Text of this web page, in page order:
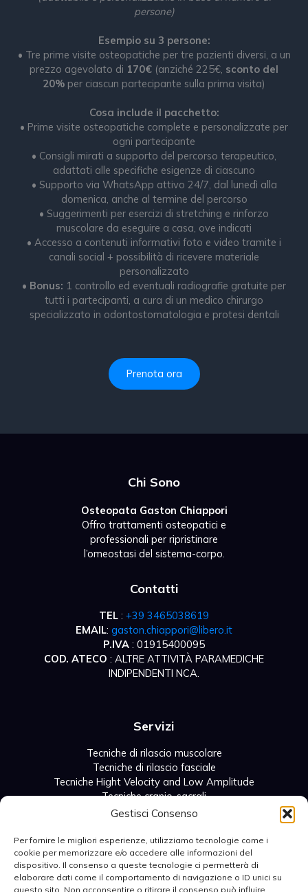
Gestisci Consenso
Per fornire le migliori esperienze, utilizziamo tecnologie come i
cookie per memorizzare e/o accedere alle informazioni del
dispositivo. Il consenso a queste tecnologie ci permetterà di
elaborare dati come il comportamento di navigazione o ID unici su
questo sito. Non acconsentire o ritirare il consenso può influire
persone)
Esempio su 3 persone:
• Tre prime visite osteopatiche per tre pazienti diversi, a un
prezzo agevolato di 170€ (anziché 225€, sconto del
20% per ciascun partecipante sulla prima visita)
Cosa include il pacchetto:
• Prime visite osteopatiche complete e personalizzate per
ogni partecipante
• Consigli mirati a supporto del percorso terapeutico,
adattati alle specifiche esigenze di ciascuno
• Supporto via WhatsApp attivo 24/7, dal lunedì alla
domenica, anche al termine del percorso
• Suggerimenti per esercizi di stretching e rinforzo
muscolare da eseguire a casa, ove indicati
• Accesso a contenuti informativi foto e video tramite i
canali social + possibilità di ricevere materiale
personalizzato
• Bonus: 1 controllo ed eventuali radiografie gratuite per
tutti i partecipanti, a cura di un medico chirurgo
specializzato in odontostomatologia e protesi dentali
Prenota ora
Chi Sono
Osteopata Gaston Chiappori
Offro trattamenti osteopatici e
professionali per ripristinare
l’omeostasi del sistema-corpo.
Contatti
TEL : +39 3465038619
EMAIL: gaston.chiappori@libero.it
P.IVA : 01915400095
COD. ATECO : ALTRE ATTIVITÀ PARAMEDICHE
INDIPENDENTI NCA.
Servizi
Tecniche di rilascio muscolare
Tecniche di rilascio fasciale
Tecniche Hight Velocity and Low Amplitude
Tecniche cranio-sacrali
Tecniche di mobilizzazione articolare
Menu
Home